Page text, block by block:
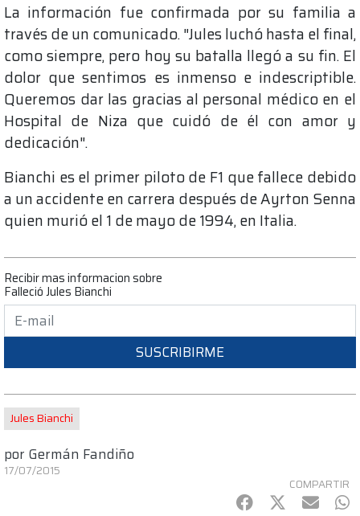
La información fue confirmada por su familia a
través de un comunicado. "Jules luchó hasta el final,
como siempre, pero hoy su batalla llegó a su fin. El
dolor que sentimos es inmenso e indescriptible.
Queremos dar las gracias al personal médico en el
Hospital de Niza que cuidó de él con amor y
dedicación".
Bianchi es el primer piloto de F1 que fallece debido
a un accidente en carrera después de Ayrton Senna
quien murió el 1 de mayo de 1994, en Italia.
Recibir mas informacion sobre
Falleció Jules Bianchi
SUSCRIBIRME
Jules Bianchi
por Germán Fandiño
17/07/2015
COMPARTIR
Facebook
Twitter
mail